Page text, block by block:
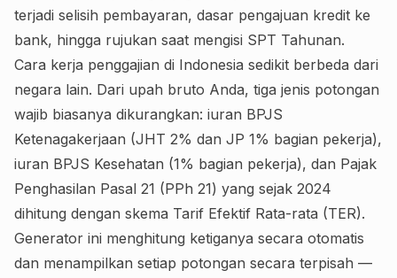
terjadi selisih pembayaran, dasar pengajuan kredit ke
bank, hingga rujukan saat mengisi SPT Tahunan.
Cara kerja penggajian di Indonesia sedikit berbeda dari
negara lain. Dari upah bruto Anda, tiga jenis potongan
wajib biasanya dikurangkan: iuran BPJS
Ketenagakerjaan (JHT 2% dan JP 1% bagian pekerja),
iuran BPJS Kesehatan (1% bagian pekerja), dan Pajak
Penghasilan Pasal 21 (PPh 21) yang sejak 2024
dihitung dengan skema Tarif Efektif Rata-rata (TER).
Generator ini menghitung ketiganya secara otomatis
dan menampilkan setiap potongan secara terpisah —